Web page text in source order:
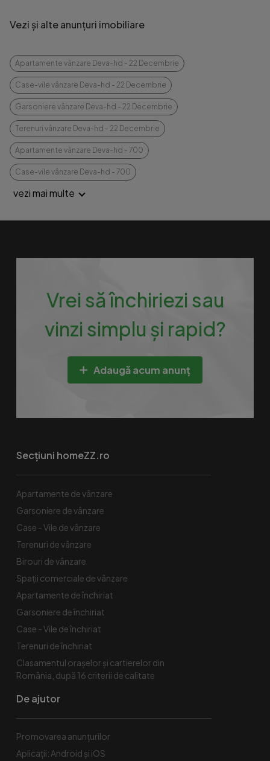
Vezi și alte anunțuri imobiliare
Apartamente vânzare Deva-hd - 22 Decembrie
Case-vile vânzare Deva-hd - 22 Decembrie
Garsoniere vânzare Deva-hd - 22 Decembrie
Terenuri vânzare Deva-hd - 22 Decembrie
Apartamente vânzare Deva-hd - 700
Case-vile vânzare Deva-hd - 700
vezi mai multe
Vrei să închiriezi sau
vinzi simplu și rapid?
Adaugă acum anunț
Secțiuni homeZZ.ro
Apartamente de vânzare
Garsoniere de vânzare
Case - Vile de vânzare
Terenuri de vânzare
Birouri de vânzare
Spaţii comerciale de vânzare
Apartamente de închiriat
Garsoniere de închiriat
Case - Vile de închiriat
Terenuri de închiriat
Clasamentul orașelor și cartierelor din
România, după 16 criterii de calitate
De ajutor
Promovarea anunțurilor
Aplicații: Android și iOS